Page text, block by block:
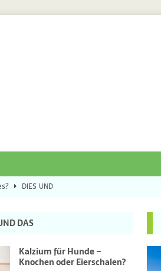
DIES UND
DAS
Kalzium für Hunde –
Knochen oder Eierschalen?